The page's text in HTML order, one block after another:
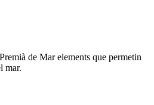
de Mar elements que permetin
mar.